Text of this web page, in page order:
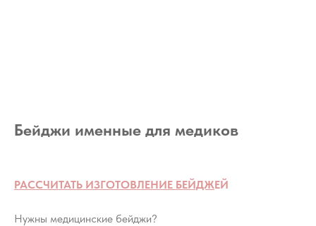
Бейджи именные для медиков
РАССЧИТАТЬ ИЗГОТОВЛЕНИЕ БЕЙДЖЕЙ
Нужны медицинские бейджи?